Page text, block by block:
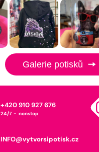
Galerie potisků
+420 910 927 676
24/7 - nonstop
INFO@vytvorsipotisk.cz